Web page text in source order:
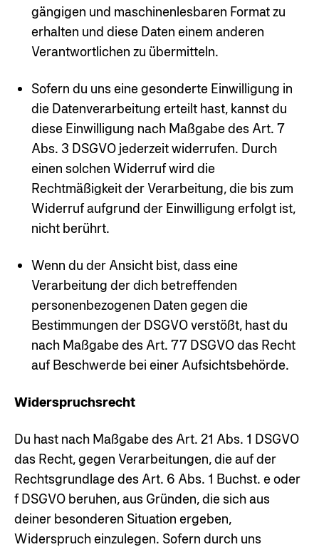
gängigen und maschinenlesbaren Format zu
erhalten und diese Daten einem anderen
Verantwortlichen zu übermitteln.
Sofern du uns eine gesonderte Einwilligung in
die Datenverarbeitung erteilt hast, kannst du
diese Einwilligung nach Maßgabe des Art. 7
Abs. 3 DSGVO jederzeit widerrufen. Durch
einen solchen Widerruf wird die
Rechtmäßigkeit der Verarbeitung, die bis zum
Widerruf aufgrund der Einwilligung erfolgt ist,
nicht berührt.
Wenn du der Ansicht bist, dass eine
Verarbeitung der dich betreffenden
personenbezogenen Daten gegen die
Bestimmungen der DSGVO verstößt, hast du
nach Maßgabe des Art. 77 DSGVO das Recht
auf Beschwerde bei einer Aufsichtsbehörde.
Widerspruchsrecht
Du hast nach Maßgabe des Art. 21 Abs. 1 DSGVO
das Recht, gegen Verarbeitungen, die auf der
Rechtsgrundlage des Art. 6 Abs. 1 Buchst. e oder
f DSGVO beruhen, aus Gründen, die sich aus
deiner besonderen Situation ergeben,
Widerspruch einzulegen. Sofern durch uns